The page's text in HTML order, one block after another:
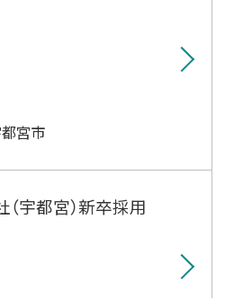
宮市
宇都宮）新卒採用